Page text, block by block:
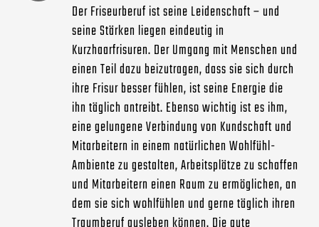
Der Friseurberuf ist seine Leidenschaft – und
seine Stärken liegen eindeutig in
Kurzhaarfrisuren. Der Umgang mit Menschen und
einen Teil dazu beizutragen, dass sie sich durch
ihre Frisur besser fühlen, ist seine Energie die
ihn täglich antreibt. Ebenso wichtig ist es ihm,
eine gelungene Verbindung von Kundschaft und
Mitarbeitern in einem natürlichen Wohlfühl-
Ambiente zu gestalten, Arbeitsplätze zu schaffen
und Mitarbeitern einen Raum zu ermöglichen, an
dem sie sich wohlfühlen und gerne täglich ihren